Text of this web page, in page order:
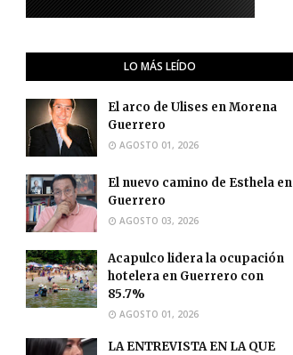
LO MÁS LEÍDO
El arco de Ulises en Morena
Guerrero
AGOSTO 01, 2026
El nuevo camino de Esthela en
Guerrero
AGOSTO 03, 2026
Acapulco lidera la ocupación
hotelera en Guerrero con
85.7%
AGOSTO 01, 2026
LA ENTREVISTA EN LA QUE